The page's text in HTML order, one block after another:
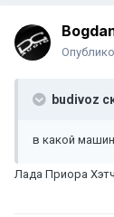
budivoz
в какой
Лада Приора Хэтч